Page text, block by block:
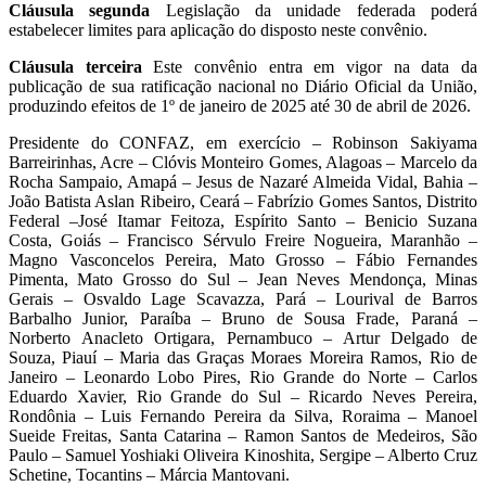
Cláusula segunda Legislação da unidade federada poderá
estabelecer limites para aplicação do disposto neste convênio.
Cláusula terceira Este convênio entra em vigor na data da
publicação de sua ratificação nacional no Diário Oficial da União,
produzindo efeitos de 1º de janeiro de 2025 até 30 de abril de 2026.
Presidente do CONFAZ, em exercício – Robinson Sakiyama
Barreirinhas, Acre – Clóvis Monteiro Gomes, Alagoas – Marcelo da
Rocha Sampaio, Amapá – Jesus de Nazaré Almeida Vidal, Bahia –
João Batista Aslan Ribeiro, Ceará – Fabrízio Gomes Santos, Distrito
Federal –José Itamar Feitoza, Espírito Santo – Benicio Suzana
Costa, Goiás – Francisco Sérvulo Freire Nogueira, Maranhão –
Magno Vasconcelos Pereira, Mato Grosso – Fábio Fernandes
Pimenta, Mato Grosso do Sul – Jean Neves Mendonça, Minas
Gerais – Osvaldo Lage Scavazza, Pará – Lourival de Barros
Barbalho Junior, Paraíba – Bruno de Sousa Frade, Paraná –
Norberto Anacleto Ortigara, Pernambuco – Artur Delgado de
Souza, Piauí – Maria das Graças Moraes Moreira Ramos, Rio de
Janeiro – Leonardo Lobo Pires, Rio Grande do Norte – Carlos
Eduardo Xavier, Rio Grande do Sul – Ricardo Neves Pereira,
Rondônia – Luis Fernando Pereira da Silva, Roraima – Manoel
Sueide Freitas, Santa Catarina – Ramon Santos de Medeiros, São
Paulo – Samuel Yoshiaki Oliveira Kinoshita, Sergipe – Alberto Cruz
Schetine, Tocantins – Márcia Mantovani.